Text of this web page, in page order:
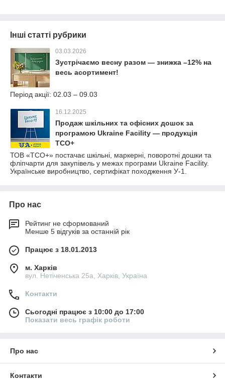
Інші статті рубрики
03.03.2026
Зустрічаємо весну разом — знижка –12% на
весь асортимент!
Період акції: 02.03 – 09.03
16.12.2025
Продаж шкільних та офісних дошок за
програмою Ukraine Facility — продукція
ТСО+
ТОВ «ТСО+» постачає шкільні, маркерні, поворотні дошки та
фліпчарти для закупівель у межах програми Ukraine Facility.
Українське виробництво, сертифікат походження У-1.
Про нас
Рейтинг не сформований
Менше 5 відгуків за останній рік
Працює з 18.01.2013
м. Харків
вул. Нетіченська 25а, Харків, Україна
Контакти
Сьогодні працює з 10:00 до 17:00
Показати весь графік роботи
Про нас
Контакти